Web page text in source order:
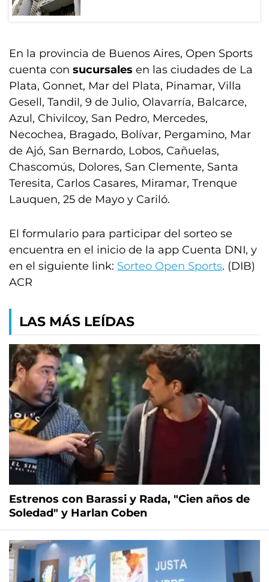
En la provincia de Buenos Aires, Open Sports
cuenta con sucursales en las ciudades de La
Plata, Gonnet, Mar del Plata, Pinamar, Villa
Gesell, Tandil, 9 de Julio, Olavarría, Balcarce,
Azul, Chivilcoy, San Pedro, Mercedes,
Necochea, Bragado, Bolívar, Pergamino, Mar
de Ajó, San Bernardo, Lobos, Cañuelas,
Chascomús, Dolores, San Clemente, Santa
Teresita, Carlos Casares, Miramar, Trenque
Lauquen, 25 de Mayo y Cariló.
El formulario para participar del sorteo se
encuentra en el inicio de la app Cuenta DNI, y
en el siguiente link: Sorteo Open Sports. (DIB)
ACR
LAS MÁS LEÍDAS
Estrenos con Barassi y Rada, "Cien años de
Soledad" y Harlan Coben